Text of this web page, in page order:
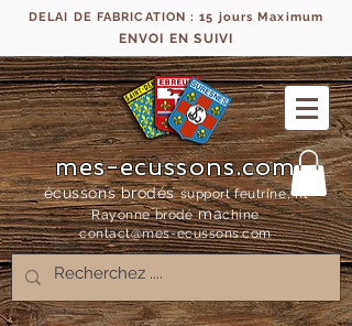
DELAI DE FABRICATION : 15 jours Maximum
ENVOI EN SUIVI
mes-ecussons.com
écussons brodés support feutrine, fil
Rayonne brodémachine
contact@mes-ecussons.com